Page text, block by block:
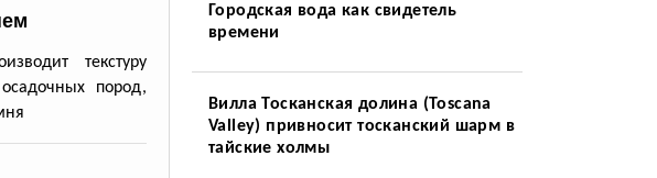
текстуру
пород,
Городская вода как свидетель
времени
Вилла Тосканская долина (Toscana
Valley) привносит тосканский шарм в
тайские холмы